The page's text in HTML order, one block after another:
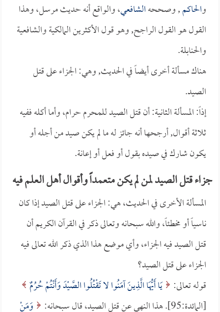
والحاكم, وصححهالشافعي، والواقع أنه حديث مرسل، وهذا
القول هو القول الراجح, وهو قول الأكثرين المالكية والشافعية
والحنابلة.
هناك مسألة أخرى أيضاً في الحديث, وهي: الجزاء على قتل
الصيد.
إذاً: المسألة الثانية: أن قتل الصيد للمحرم حرام، وأما أكله ففيه
ثلاثة أقوال, أرجحها أنه جائز له ما لم يكن صيد من أجله أو
يكون شارك في صيده بقول أو فعل أو إعانة.
جزاء قتل الصيد لمن لم يكن متعمداً وأقوال أهل العلم فيه
المسألة الأخرى في الحديث، هي: الجزاء على قتل الصيد إذا كان
ناسياً أو مخطئاً، والله سبحانه وتعالى ذكر في القرآن الكريم أن
قتل الصيد فيه الجزاء، وأي موضع هذا الذي ذكر الله تعالى فيه
الجزاء على قتل الصيد؟
قوله تعالى: يَا أَيُّهَا الَّذِينَ آمَنُوا لا تَقْتُلُوا الصَّيْدَ وَأَنْتُمْ حُرُمٌ
[المائدة:95]. هذا النهي عن قتل الصيد، قال سبحانه:
وَمَنْ